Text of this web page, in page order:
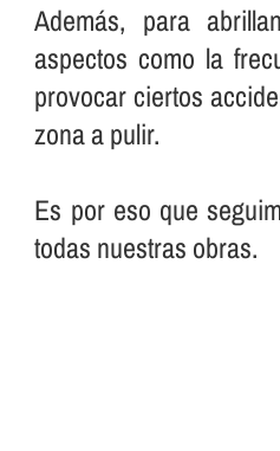
Además, para
aspectos como la
provocar ciertos
zona a pulir.
Es por eso que
todas nuestras obras.